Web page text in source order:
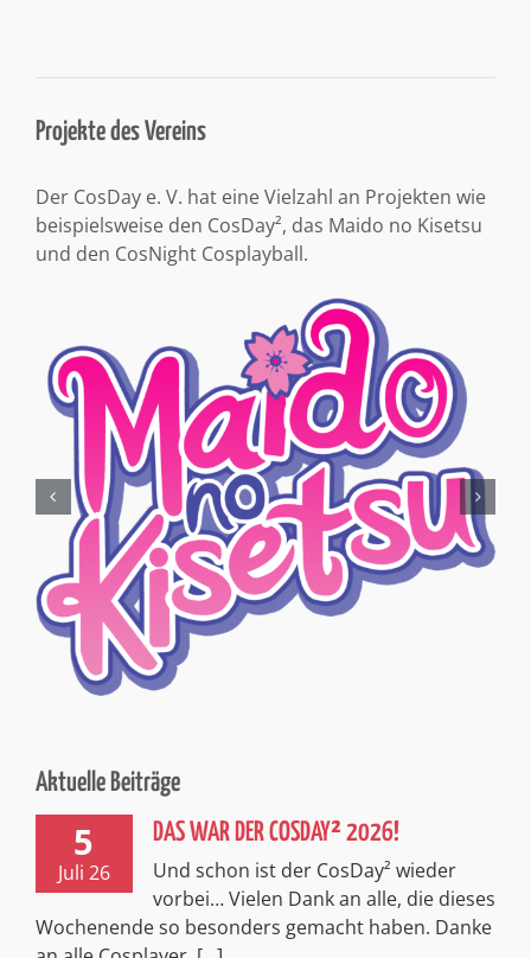
Projekte des Vereins
Der CosDay e. V. hat eine Vielzahl an Projekten wie
beispielsweise den CosDay², das Maido no Kisetsu
und den CosNight Cosplayball.
Aktuelle Beiträge
5
Juli 26
DAS WAR DER COSDAY² 2026!
Und schon ist der CosDay² wieder
vorbei… Vielen Dank an alle, die dieses
Wochenende so besonders gemacht haben. Danke